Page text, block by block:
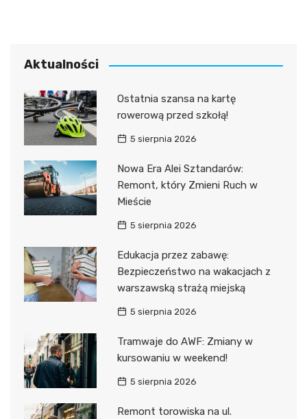
Aktualności
Ostatnia szansa na kartę
rowerową przed szkołą!
5 sierpnia 2026
Nowa Era Alei Sztandarów:
Remont, który Zmieni Ruch w
Mieście
5 sierpnia 2026
Edukacja przez zabawę:
Bezpieczeństwo na wakacjach z
warszawską strażą miejską
5 sierpnia 2026
Tramwaje do AWF: Zmiany w
kursowaniu w weekend!
5 sierpnia 2026
Remont torowiska na ul.